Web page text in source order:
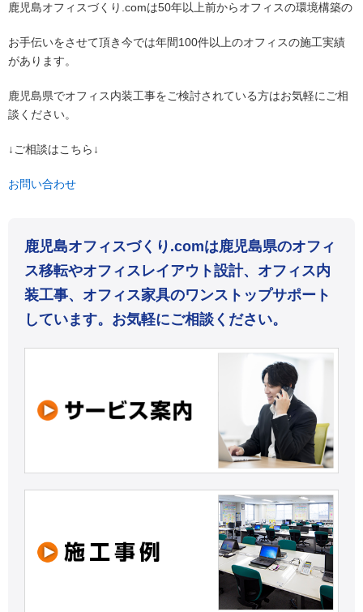
鹿児島オフィスづくり.comは50年以上前からオフィスの環境構築の
お手伝いをさせて頂き今では年間100件以上のオフィスの施工実績
があります。
鹿児島県でオフィス内装工事をご検討されている方はお気軽にご相
談ください。
↓ご相談はこちら↓
お問い合わせ
鹿児島オフィスづくり.comは鹿児島県のオフィ
ス移転やオフィスレイアウト設計、オフィス内
装工事、オフィス家具のワンストップサポート
しています。お気軽にご相談ください。